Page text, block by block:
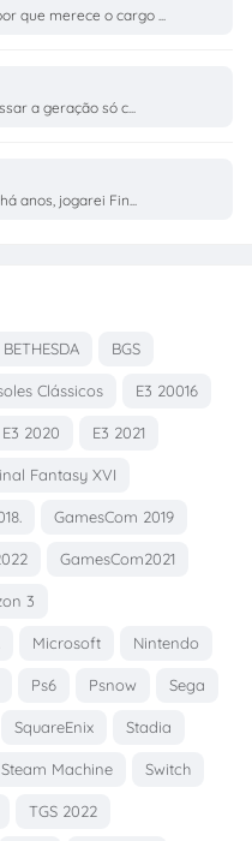
que merece o cargo ...
a geração só c...
anos, jogarei Fin...
BETHESDA BGS
Clássicos E3 20016
E3 2020 E3 2021
Fantasy XVI
GamesCom 2019
GamesCom2021
3
Microsoft Nintendo
Ps6 Psnow Sega
SquareEnix Stadia
Steam Machine Switch
TGS 2022